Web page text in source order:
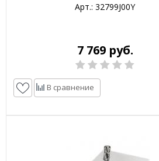
Арт.: 32799J00Y
7 769 руб.
В сравнение